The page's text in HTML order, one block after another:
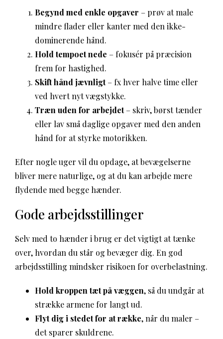
Begynd med enkle opgaver – prøv at male
mindre flader eller kanter med den ikke-
dominerende hånd.
Hold tempoet nede – fokusér på præcision
frem for hastighed.
Skift hånd jævnligt– fx hver halve time eller
ved hvert nyt vægstykke.
Træn uden for arbejdet– skriv, børst tænder
eller lav små daglige opgaver med den anden
hånd for at styrke motorikken.
Efter nogle uger vil du opdage, at bevægelserne
bliver mere naturlige, og at du kan arbejde mere
flydende med begge hænder.
Gode arbejdsstillinger
Selv med to hænder i brug er det vigtigt at tænke
over, hvordan du står og bevæger dig. En god
arbejdsstilling mindsker risikoen for overbelastning.
Hold kroppen tæt på væggen, så du undgår at
strække armene for langt ud.
Flyt dig i stedet for at række, når du maler –
det sparer skuldrene.